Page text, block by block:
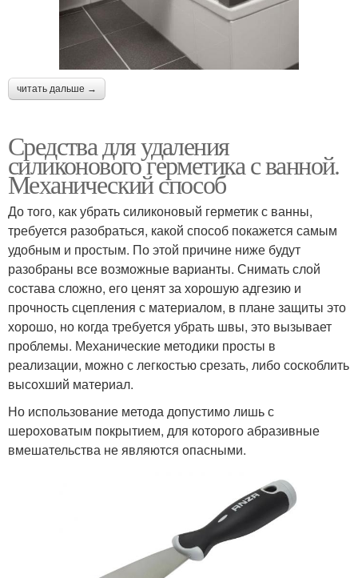
читать дальше →
Средства для удаления
силиконового герметика с ванной.
Механический способ
До того, как убрать силиконовый герметик с ванны,
требуется разобраться, какой способ покажется самым
удобным и простым. По этой причине ниже будут
разобраны все возможные варианты. Снимать слой
состава сложно, его ценят за хорошую адгезию и
прочность сцепления с материалом, в плане защиты это
хорошо, но когда требуется убрать швы, это вызывает
проблемы. Механические методики просты в
реализации, можно с легкостью срезать, либо соскоблить
высохший материал.
Но использование метода допустимо лишь с
шероховатым покрытием, для которого абразивные
вмешательства не являются опасными.